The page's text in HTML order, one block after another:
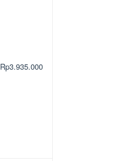
Rp3.935.000